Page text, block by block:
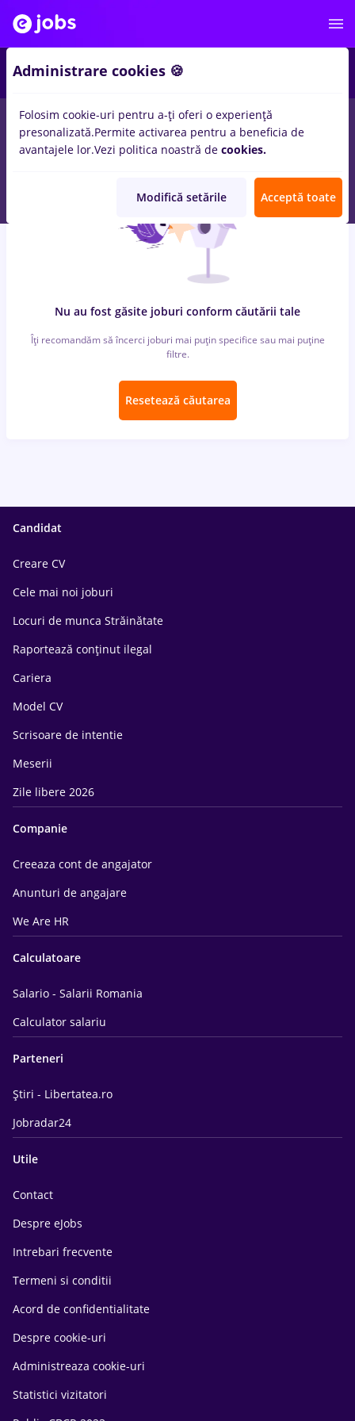
locuri de muncasef atelierinConstructii / Instalatii, IT /
Telecom
Nu au fost găsite joburi conform căutării tale
Îți recomandăm să încerci joburi mai puțin specifice sau mai puține
filtre.
Resetează căutarea
Candidat
Creare CV
Cele mai noi joburi
Locuri de munca Străinătate
Raportează conținut ilegal
Cariera
Model CV
Scrisoare de intentie
Meserii
Zile libere 2026
Companie
Creeaza cont de angajator
Anunturi de angajare
We Are HR
Calculatoare
Salario - Salarii Romania
Calculator salariu
Parteneri
Știri - Libertatea.ro
Jobradar24
Utile
Contact
Despre eJobs
Intrebari frecvente
Termeni si conditii
Acord de confidentialitate
Despre cookie-uri
Administreaza cookie-uri
Statistici vizitatori
Administrare cookies 🍪
Folosim cookie-uri pentru a-ți oferi o experiență
presonalizată.Permite activarea pentru a beneficia de
avantajele lor.Vezi politica noastră de cookies.
Modifică setările Acceptă toate